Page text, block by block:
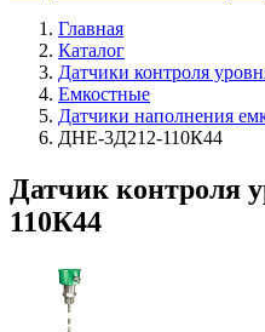
Главная
Каталог
Датчики контроля
Емкостные
Датчики наполнения
ДНЕ-3Д212-110К44
Датчик контроля
110К44